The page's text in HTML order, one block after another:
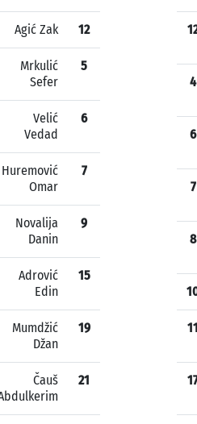
Agić Zak 12
Mrkulić
Sefer
5
Velić
Vedad
6
Huremović
Omar
7
Novalija
Danin
9
Adrović
Edin
15
Mumdžić
Džan
19
Čauš
21
4
6
7
8